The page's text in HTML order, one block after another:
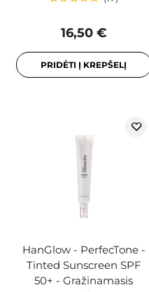
16,50 €
PRIDĖTI Į KREPŠELĮ
HanGlow - PerfecTone -
Tinted Sunscreen SPF
50+ - Gražinamasis